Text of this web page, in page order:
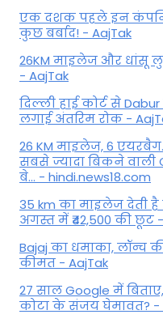
एक दशक पहले इन
कुछ बर्बाद! - AajTak
26KM माइलेज और धांसू
- AajTak
दिल्ली हाई कोर्ट से
लगाई अंतरिम रोक -
26 KM माइलेज, 6
सबसे ज्यादा बिकने वाली
बे... - hindi.news18.com
35 km का माइलेज देती है
अगस्त में ₹42,500 की छूट
Bajaj का धमाका, लॉन्च
कीमत - AajTak
27 साल Google में
कोटा के संजय घेमावत? -